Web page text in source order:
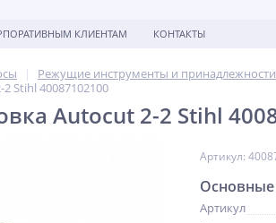
КЛИЕНТАМ КОНТАКТЫ
Режущие инструменты и принадлежности
Stihl 40087102100
Autocut 2-2 Stihl
Артикул:
Основные
Артикул